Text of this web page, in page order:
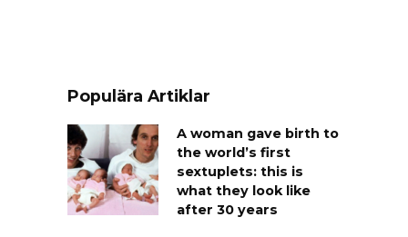
Populära Artiklar
A woman gave birth to
the world’s first
sextuplets: this is
what they look like
after 30 years